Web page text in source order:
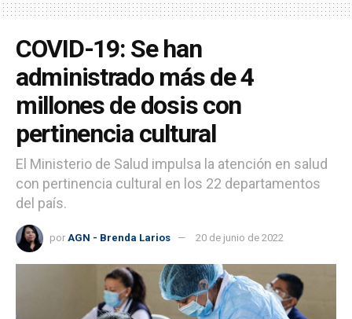
COVID-19: Se han
administrado más de 4
millones de dosis con
pertinencia cultural
El Ministerio de Salud impulsa la atención en salud
con pertinencia cultural en los 22 departamentos
del país.
por AGN - Brenda Larios 20 de junio de 2022